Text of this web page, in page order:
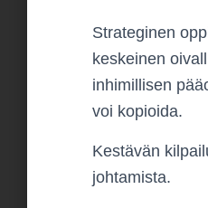
Strateginen
keskeinen
inhimillisen
voi kopioida.
Kestävän
johtamista.